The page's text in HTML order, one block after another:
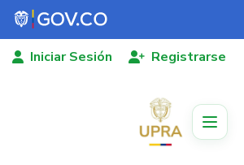
Iniciar Sesión Registrarse